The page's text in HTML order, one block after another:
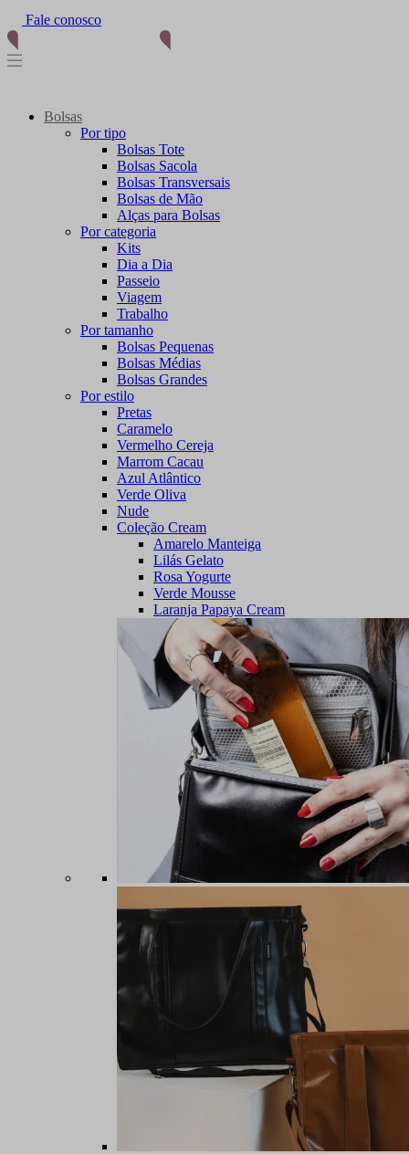
Fale conosco
Bolsas
Por tipo
Bolsas Tote
Bolsas Sacola
Bolsas Transversais
Bolsas de Mão
Alças para Bolsas
Por categoria
Kits
Dia a Dia
Passeio
Viagem
Trabalho
Por tamanho
Bolsas Pequenas
Bolsas Médias
Bolsas Grandes
Por estilo
Pretas
Caramelo
Vermelho Cereja
Marrom Cacau
Azul Atlântico
Verde Oliva
Nude
Coleção Cream
Amarelo Manteiga
Lilás Gelato
Rosa Yogurte
Verde Mousse
Laranja Papaya Cream